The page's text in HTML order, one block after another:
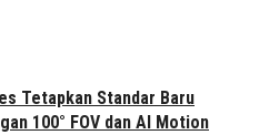
Tetapkan Standar Baru
100° FOV dan AI Motion